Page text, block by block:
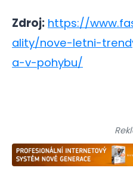
Zdroj: https://
ality/nove-letni-
a-v-pohybu/